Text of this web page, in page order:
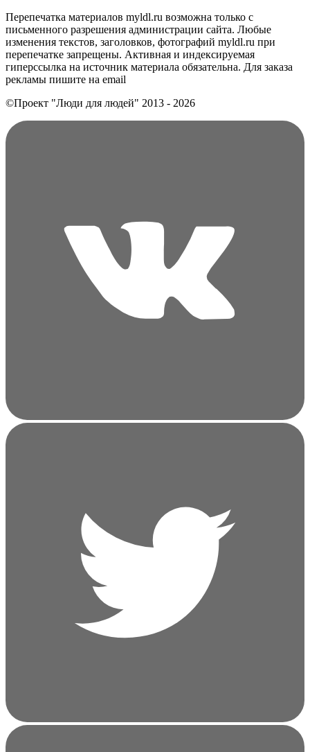
Перепечатка материалов myldl.ru возможна только с
письменного разрешения администрации сайта. Любые
изменения текстов, заголовков, фотографий myldl.ru при
перепечатке запрещены. Активная и индексируемая
гиперссылка на источник материала обязательна. Для заказа
рекламы пишите на еmail
©Проект "Люди для людей" 2013 - 2026